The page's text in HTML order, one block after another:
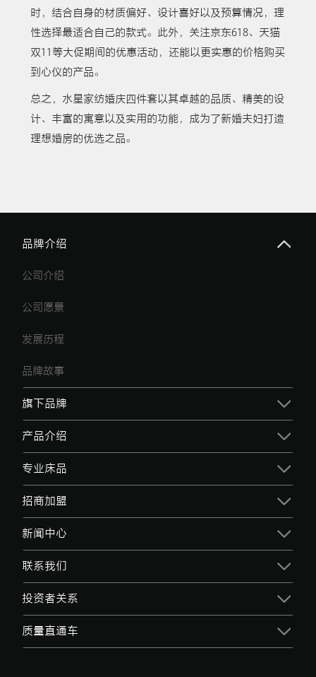
时，结合自身的材质偏好、设计喜好以及预算情况，理
性选择最适合自己的款式。此外，关注京东618、天猫
双11等大促期间的优惠活动，还能以更实惠的价格购买
到心仪的产品。
总之，水星家纺婚庆四件套以其卓越的品质、精美的设
计、丰富的寓意以及实用的功能，成为了新婚夫妇打造
理想婚房的优选之品。
品牌介绍
公司介绍
公司愿景
发展历程
品牌故事
旗下品牌
产品介绍
专业床品
招商加盟
新闻中心
联系我们
投资者关系
质量直通车